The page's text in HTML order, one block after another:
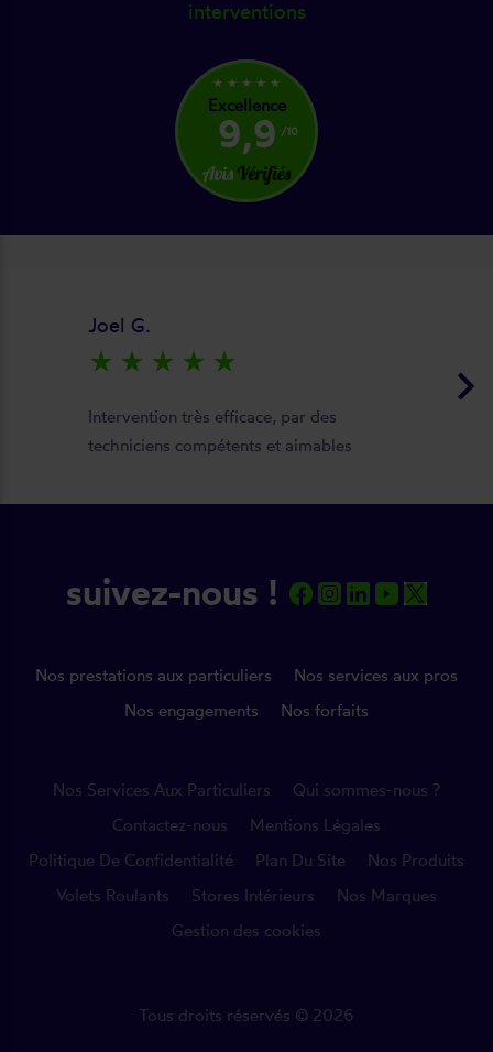
interventions
star_rate star_rate star_rate star_rate star_rate
Excellence
9,9 /10
keyboard_arrow_right
Joel G.
star_rate star_rate star_rate star_rate star_rate
Intervention très efficace, par des
techniciens compétents et aimables
suivez-nous !
Nos prestations aux particuliers
Nos services aux pros
Nos engagements
Nos forfaits
Nos Services Aux Particuliers
Qui sommes-nous ?
Contactez-nous
Mentions Légales
Politique De Confidentialité
Plan Du Site
Nos Produits
Volets Roulants
Stores Intérieurs
Nos Marques
Gestion des cookies
Tous droits réservés © 2026